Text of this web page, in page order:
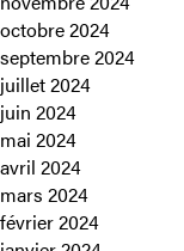
octobre 2024
septembre 2024
juillet 2024
juin 2024
mai 2024
avril 2024
mars 2024
février 2024